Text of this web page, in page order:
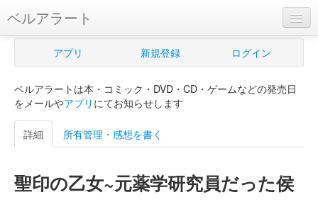
ベルアラート
ベルアラートとは
新規登録
ログイン
購入管理
アプリ 新規登録 ログイン
ベルアラートは本・コミック・DVD・CD・ゲームなどの発売日
をメールやアプリ にてお知らせします
詳細 所有管理・感想を書く
聖印の乙女~元薬学研究員だった侯